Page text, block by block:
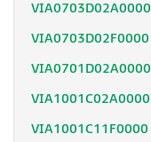
VIA0703D02A0000
VIA0703D02F0000
VIA0701D02A0000
VIA1001C02A0000
VIA1001C11F0000